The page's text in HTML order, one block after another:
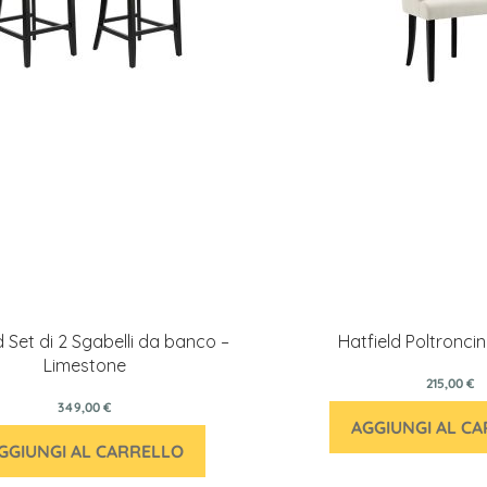
Set di 2 Sgabelli da banco –
Limestone
349,00 €
AL CARRELLO
Hatfield
215,00 €
AGGIUNGI AL